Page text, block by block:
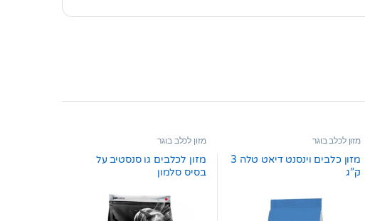
מזון לכלב בוגר
מזון כלבים וינסנט דיאט טלה 3
ק”ג
מזון לכלב בוגר
מזון לכלבים גו סנסטיב על
בסיס סלמון